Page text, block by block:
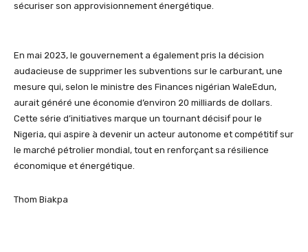
sécuriser son approvisionnement énergétique.
En mai 2023, le gouvernement a également pris la décision
audacieuse de supprimer les subventions sur le carburant, une
mesure qui, selon le ministre des Finances nigérian WaleEdun,
aurait généré une économie d’environ 20 milliards de dollars.
Cette série d’initiatives marque un tournant décisif pour le
Nigeria, qui aspire à devenir un acteur autonome et compétitif sur
le marché pétrolier mondial, tout en renforçant sa résilience
économique et énergétique.
Thom Biakpa